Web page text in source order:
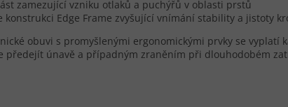
zamezující vzniku otlaků a puchýřů v oblasti prstů
konstrukci Edge Frame zvyšující vnímání stability a jistoty
obuvi s promyšlenými ergonomickými prvky se vyplatí
předejít únavě a případným zraněním při dlouhodobém